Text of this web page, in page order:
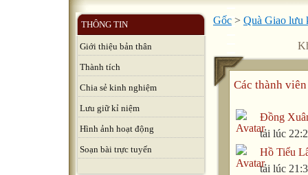
THÔNG TIN
Giới thiệu bản thân
Thành tích
Chia sẻ kinh nghiệm
Lưu giữ kỉ niệm
Hình ảnh hoạt động
Soạn bài trực tuyến
Gốc > Quà Giao lưu
Các thành
Đồng
tải lúc
Hồ Tiểu
tải lúc